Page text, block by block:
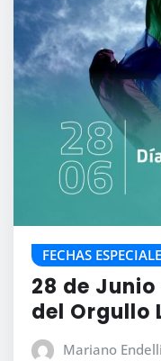
FECHAS
28 de
del Orgullo
Mariano Endelli